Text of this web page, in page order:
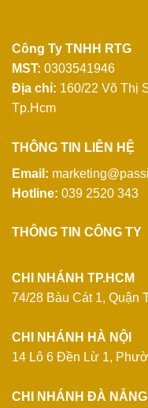
Công Ty TNHH RTG
MST: 0303541946
Địa chỉ: 160/22 Võ Thị
Tp.Hcm
THÔNG TIN LIÊN HỆ
Email:
Hotline: 039 2520 343
THÔNG TIN CÔNG TY
CHI NHÁNH TP.HCM
74/28 Bàu Cát 1, Quận
CHI NHÁNH HÀ NỘI
14 Lô 6 Đền Lừ 1,
CHI NHÁNH ĐÀ NẴNG